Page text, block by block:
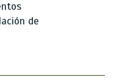
de